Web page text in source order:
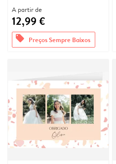
A partir de
12,99 €
offers Preços Sempre Baixos